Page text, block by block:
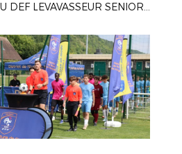
COUPE DU DEF LEVAVASSEUR SENIOR F